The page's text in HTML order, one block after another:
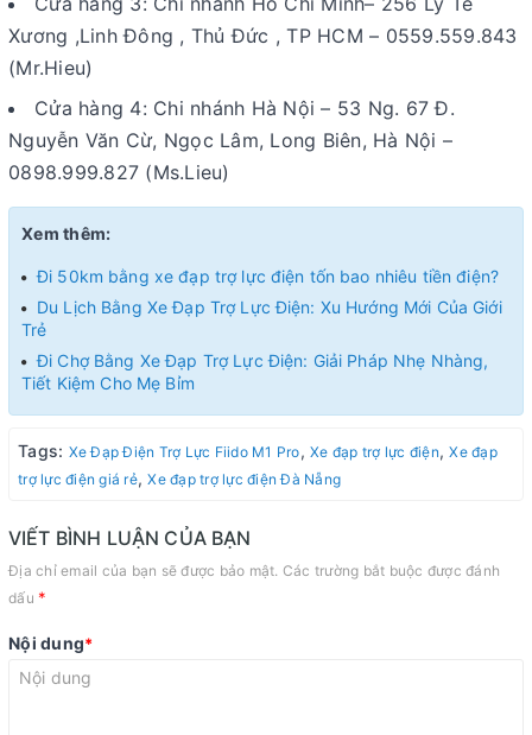
Xương ,Linh Đông , Thủ Đức , TP HCM – 0559.559.843
(Mr.Hieu)
Cửa hàng 4: Chi nhánh Hà Nội – 53 Ng. 67 Đ.
Nguyễn Văn Cừ, Ngọc Lâm, Long Biên, Hà Nội –
0898.999.827 (Ms.Lieu)
Xem thêm:
Đi 50km bằng xe đạp trợ lực điện tốn bao nhiêu tiền điện?
Du Lịch Bằng Xe Đạp Trợ Lực Điện: Xu Hướng Mới Của Giới
Trẻ
Đi Chợ Bằng Xe Đạp Trợ Lực Điện: Giải Pháp Nhẹ Nhàng,
Tiết Kiệm Cho Mẹ Bỉm
Tags: Xe Đạp Điện Trợ Lực Fiido M1 Pro, Xe đạp trợ lực điện,Xe đạp
trợ lực điện giá rẻ,Xe đạp trợ lực điện Đà Nẵng
VIẾT BÌNH LUẬN CỦA BẠN
Địa chỉ email của bạn sẽ được bảo mật. Các trường bắt buộc được đánh
dấu *
Nội dung*